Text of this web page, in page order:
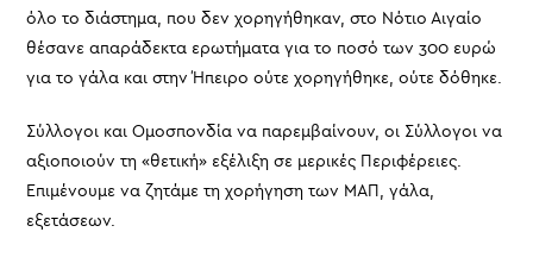
όλο το διάστημα, που δεν χορηγήθηκαν, στο Νότιο Αιγαίο
θέσανε απαράδεκτα ερωτήματα για το ποσό των 300 ευρώ
για το γάλα και στην Ήπειρο ούτε χορηγήθηκε, ούτε δόθηκε.
Σύλλογοι και Ομοσπονδία να παρεμβαίνουν, οι Σύλλογοι να
αξιοποιούν τη «θετική» εξέλιξη σε μερικές Περιφέρειες.
Επιμένουμε να ζητάμε τη χορήγηση των ΜΑΠ, γάλα,
εξετάσεων.